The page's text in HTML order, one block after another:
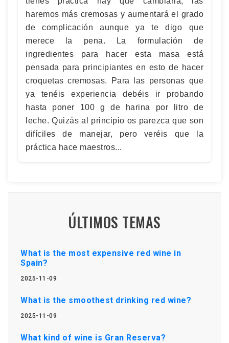
haremos más cremosas y aumentará el grado
de complicación aunque ya te digo que
merece la pena. La formulación de
ingredientes para hacer esta masa está
pensada para principiantes en esto de hacer
croquetas cremosas. Para las personas que
ya tenéis experiencia debéis ir probando
hasta poner 100 g de harina por litro de
leche. Quizás al principio os parezca que son
difíciles de manejar, pero veréis que la
práctica hace maestros...
ÚLTIMOS TEMAS
What is the most expensive red wine in
Spain?
2025-11-09
What is the smoothest drinking red wine?
2025-11-09
What kind of wine is Gran Reserva?